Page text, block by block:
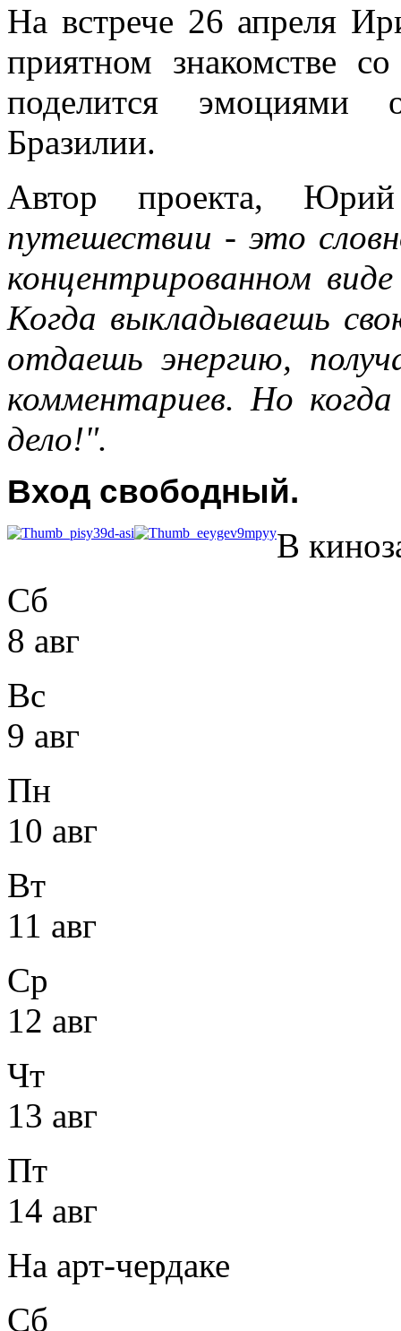
На встрече 26 апреля
приятном знакомстве
поделится
Бразилии.
Автор проекта,
путешествии - это
концентрированном
Когда выкладываешь
отдаешь энергию,
комментариев. Но
дело!".
Вход свободный.
В
Сб
8 авг
Вс
9 авг
Пн
10 авг
Вт
11 авг
Ср
12 авг
Чт
13 авг
Пт
14 авг
На арт-чердаке
Сб